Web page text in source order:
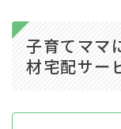
子育てママ
材宅配サー